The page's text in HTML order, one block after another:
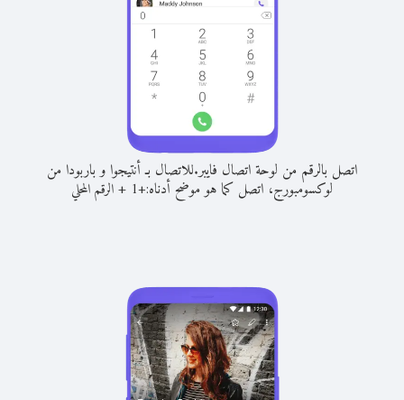
اتصل بالرقم من لوحة اتصال فايبر.للاتصال بـ أنتيجوا و باربودا من
لوكسومبورج، اتصل كما هو موضح أدناه:+
1
+الرقم المحلي